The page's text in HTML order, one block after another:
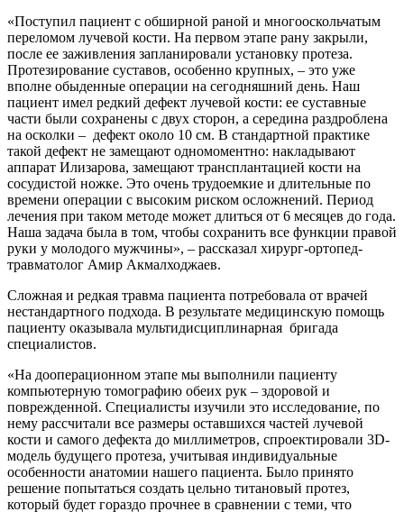
«Поступил пациент с обширной раной и многооскольчатым
переломом лучевой кости. На первом этапе рану закрыли,
после ее заживления запланировали установку протеза.
Протезирование суставов, особенно крупных, – это уже
вполне обыденные операции на сегодняшний день. Наш
пациент имел редкий дефект лучевой кости: ее суставные
части были сохранены с двух сторон, а середина раздроблена
на осколки – дефект около 10 см. В стандартной практике
такой дефект не замещают одномоментно: накладывают
аппарат Илизарова, замещают трансплантацией кости на
сосудистой ножке. Это очень трудоемкие и длительные по
времени операции с высоким риском осложнений. Период
лечения при таком методе может длиться от 6 месяцев до года.
Наша задача была в том, чтобы сохранить все функции правой
руки у молодого мужчины», – рассказал хирург-ортопед-
травматолог Амир Акмалходжаев.
Сложная и редкая травма пациента потребовала от врачей
нестандартного подхода. В результате медицинскую помощь
пациенту оказывала мультидисциплинарная бригада
специалистов.
«На дооперационном этапе мы выполнили пациенту
компьютерную томографию обеих рук – здоровой и
поврежденной. Специалисты изучили это исследование, по
нему рассчитали все размеры оставшихся частей лучевой
кости и самого дефекта до миллиметров, спроектировали 3D-
модель будущего протеза, учитывая индивидуальные
особенности анатомии нашего пациента. Было принято
решение попытаться создать цельно титановый протез,
который будет гораздо прочнее в сравнении с теми, что